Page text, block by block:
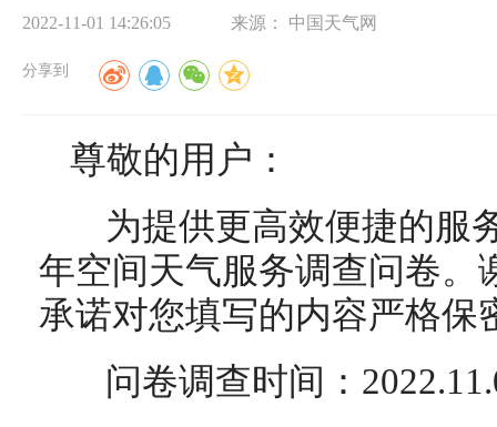
2022-11-01 14:26:05 来源： 中国天气网
分享到
尊敬的用户：
为提供更高效便捷的服
年空间天气服务调查问卷。
承诺对您填写的内容严格保
问卷调查时间：